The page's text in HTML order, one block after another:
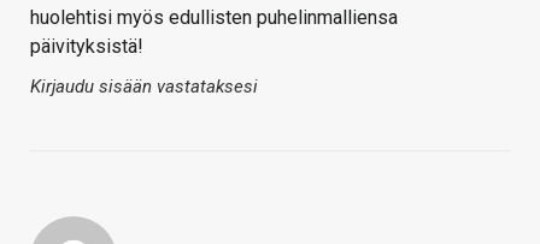
huolehtisi myös edullisten puhelinmalliensa
päivityksistä!
Kirjaudu sisään vastataksesi